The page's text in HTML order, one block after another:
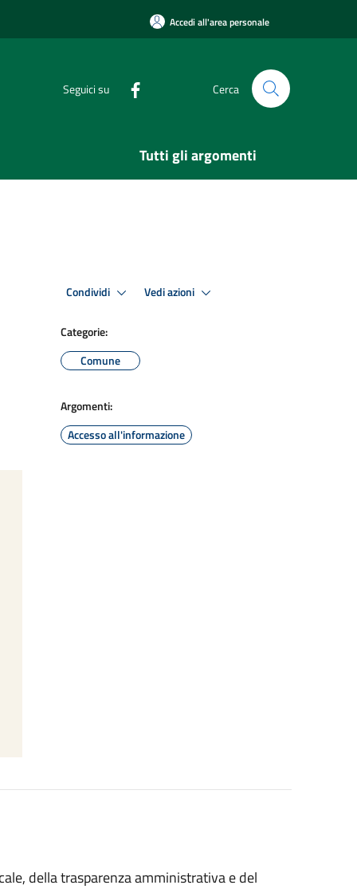
Accedi all'area personale
Seguici su Cerca
Tutti gli argomenti
Condividi Vedi azioni
Categorie:
Comune
Argomenti:
Accesso all'informazione
della trasparenza amministrativa e del